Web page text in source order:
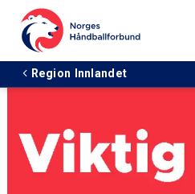
Region Innlandet